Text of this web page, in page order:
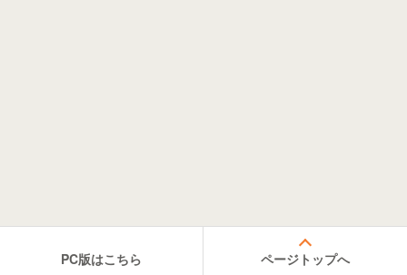
PC版はこちら ページトップへ